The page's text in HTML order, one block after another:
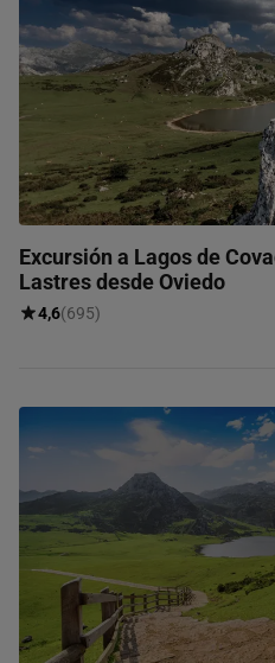
Excursión a Lagos de
Lastres desde Oviedo
4,6(695)